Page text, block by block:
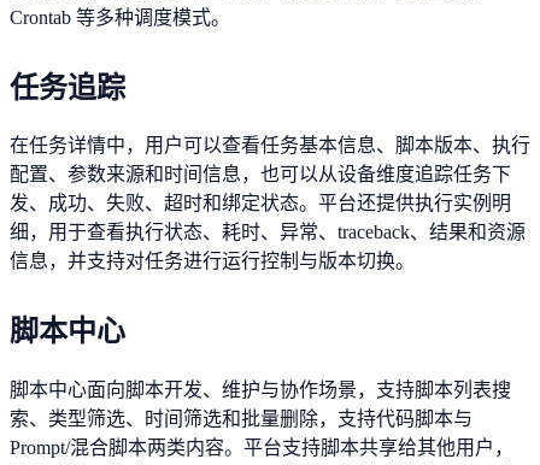
Crontab 等多种调度模式。
任务追踪
在任务详情中，用户可以查看任务基本信息、脚本版本、执行
配置、参数来源和时间信息，也可以从设备维度追踪任务下
发、成功、失败、超时和绑定状态。平台还提供执行实例明
细，用于查看执行状态、耗时、异常、traceback、结果和资源
信息，并支持对任务进行运行控制与版本切换。
脚本中心
脚本中心面向脚本开发、维护与协作场景，支持脚本列表搜
索、类型筛选、时间筛选和批量删除，支持代码脚本与
Prompt/混合脚本两类内容。平台支持脚本共享给其他用户，